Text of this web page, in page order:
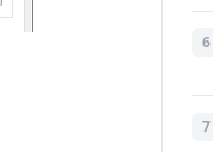
6
7